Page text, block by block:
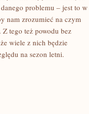
problemu – jest to w
nam zrozumieć na czym
tego też powodu bez
wiele z nich będzie
na sezon letni.